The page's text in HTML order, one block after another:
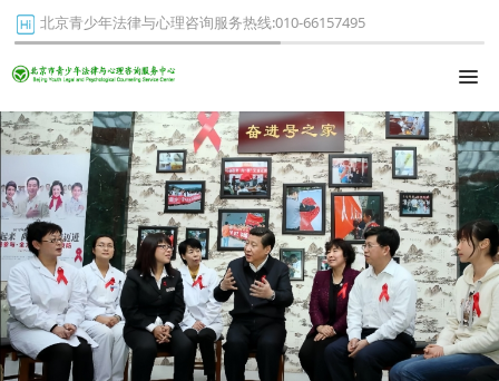
北京青少年法律与心理咨询服务热线:010-66157495